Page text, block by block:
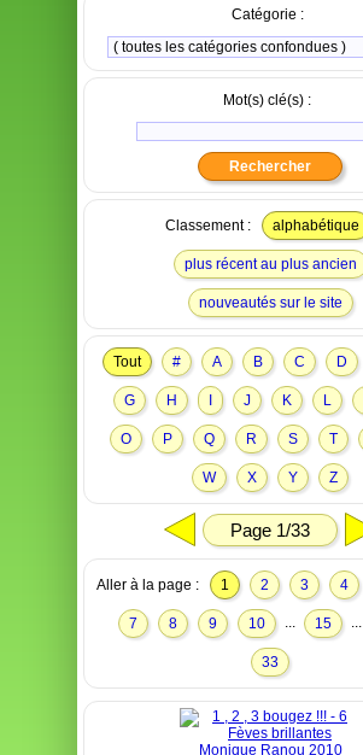
Catégorie :
Mot(s) clé(s) :
Classement : alphabétique
plus récent au plus ancien
nouveautés sur le site
Tout # A B C D
G H J K L
O P Q R S T
W X Y Z
Page 1/33
Aller à la page : 1 2 3 4
7 8 9 10 ... 15 ...
33